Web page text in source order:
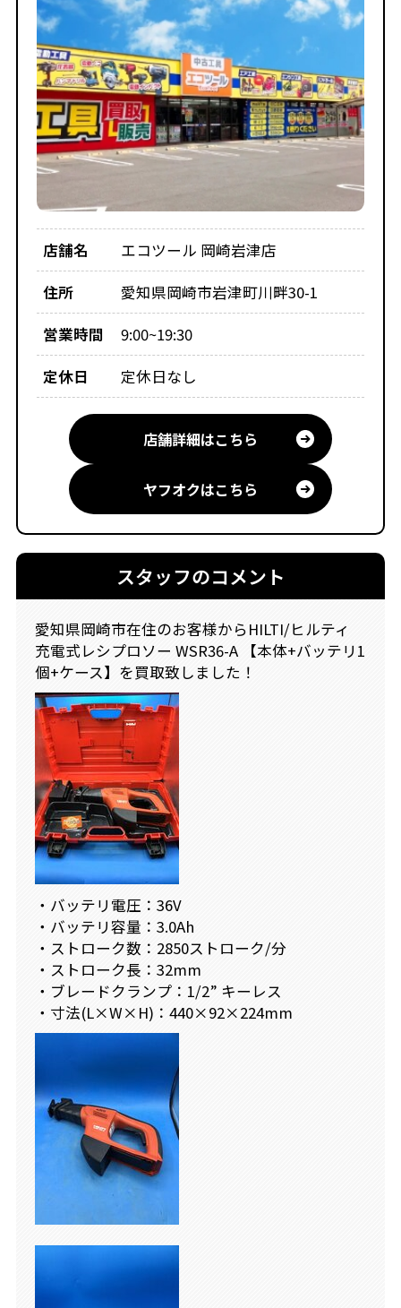
店舗名
エコツール 岡崎岩津店
住所
愛知県岡崎市岩津町川畔30-1
営業時間
9:00~19:30
定休日
定休日なし
店舗詳細はこちら
ヤフオクはこちら
スタッフのコメント
愛知県岡崎市在住のお客様からHILTI/ヒルティ
充電式レシプロソー WSR36-A 【本体+バッテリ1
個+ケース】を買取致しました！
・バッテリ電圧：36V
・バッテリ容量：3.0Ah
・ストローク数：2850ストローク/分
・ストローク長：32mm
・ブレードクランプ：1/2” キーレス
・寸法(L×W×H)：440×92×224mm